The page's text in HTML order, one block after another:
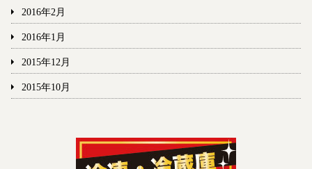
2016年2月
2016年1月
2015年12月
2015年10月